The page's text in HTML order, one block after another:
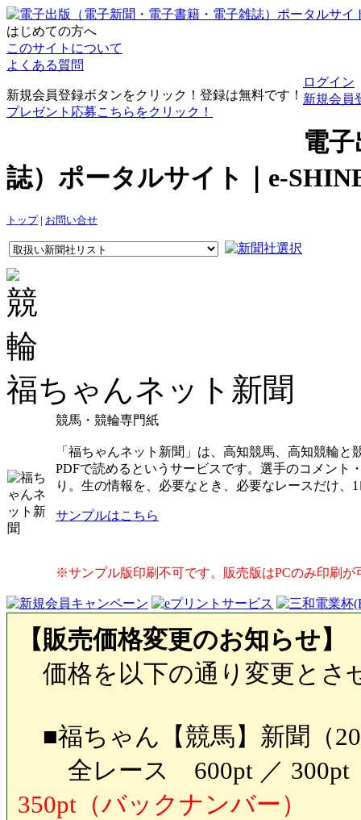
はじめての方へ
このサイトについて
よくある質問
新規会員登録ボタンをクリック！登録は無料です！
プレゼント応募こちらをクリック！
ログイン
新規会員
電
誌）ポータルサイト｜e-
トップ| お問い合せ
福ちゃんネット新聞
競馬・競輪専門紙
「福ちゃんネット新聞」は、高知競馬、高知競輪
PDFで読めるというサービスです。選手のコメント
り。生の情報を、必要なとき、必要なレースだけ、
サンプルはこちら
※サンプル版印刷不可です。販売版はPCのみ印刷が
【販売価格変更のお知らせ】
価格を以下の通り変更とさ
■福ちゃん【競馬】新聞（
全レース 600pt ／ 300pt
350pt（バックナンバー）